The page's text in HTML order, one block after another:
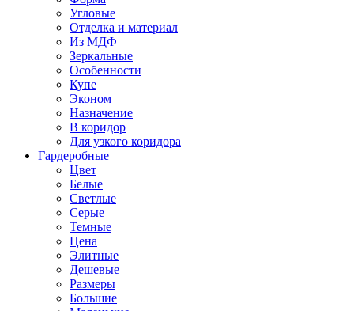
Угловые
Отделка и материал
Из МДФ
Зеркальные
Особенности
Купе
Эконом
Назначение
В коридор
Для узкого коридора
Гардеробные
Цвет
Белые
Светлые
Серые
Темные
Цена
Элитные
Дешевые
Размеры
Большие